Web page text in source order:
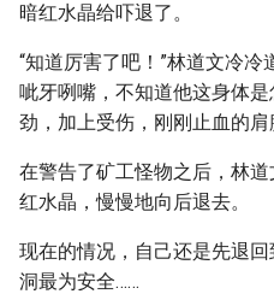
暗红水晶给吓退了。
“知道厉害了吧！”林道文冷
呲牙咧嘴，不知道他这身体
劲，加上受伤，刚刚止血的肩
在警告了矿工怪物之后，林
红水晶，慢慢地向后退去。
现在的情况，自己还是先退
洞最为安全……